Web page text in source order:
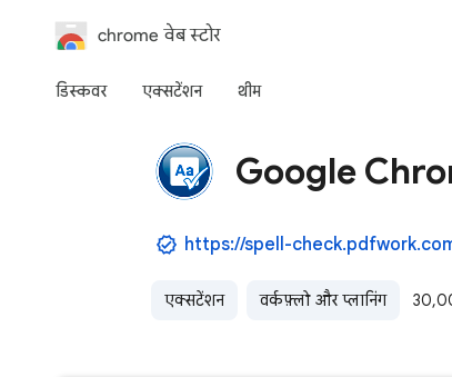
chrome वेब स्टोर
डिस्कवर एक्‍सटेंशन थीम
Google
https://spell-
एक्सटेंशन वर्कफ़्लो और प्लानिंग